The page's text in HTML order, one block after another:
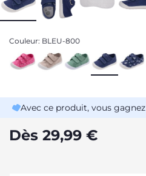
Couleur: BLEU-800
Avec ce produit, vous gagnez
Dès 29,99 €